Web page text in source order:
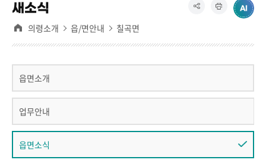
새소식
의령소개 읍/면안내 칠곡면
읍면소개
업무안내
읍면소식